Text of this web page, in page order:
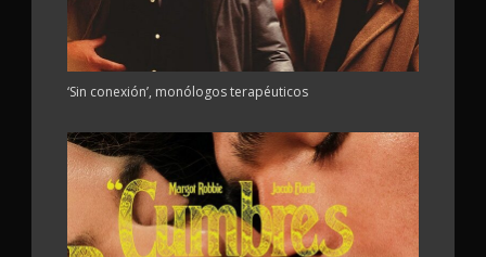
‘Sin conexión’, monólogos terapéuticos